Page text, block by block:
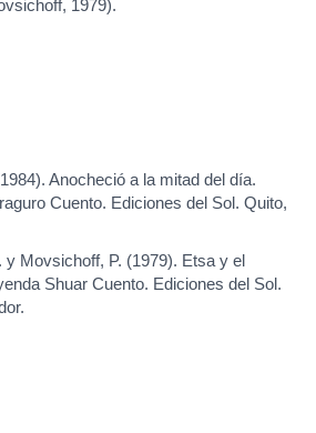
1979).
Anocheció a la mitad del día.
Cuento. Ediciones del Sol. Quito,
y Movsichoff, P. (1979). Etsa y el
Shuar Cuento. Ediciones del Sol.